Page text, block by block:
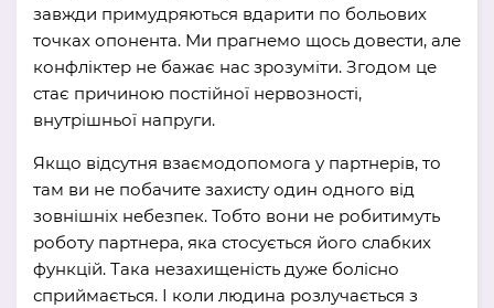
завжди примудряються вдарити по больових
точках опонента. Ми прагнемо щось довести, але
конфліктер не бажає нас зрозуміти. Згодом це
стає причиною постійної нервозності,
внутрішньої напруги.
Якщо відсутня взаємодопомога у партнерів, то
там ви не побачите захисту один одного від
зовнішніх небезпек. Тобто вони не робитимуть
роботу партнера, яка стосується його слабких
функцій. Така незахищеність дуже болісно
сприймається. І коли людина розлучається з